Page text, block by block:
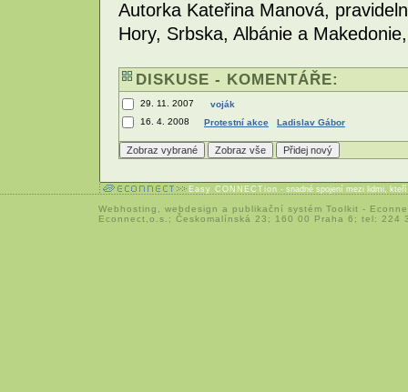
Autorka Kateřina Manová,
Hory, Srbska, Albánie a
DISKUSE - KOMENTÁŘE:
29. 11. 2007
voják
16. 4. 2008
Protestní akce Ladislav Gábor
Easy CONNECTion - snadné spojení mezi lidmi,
Webhosting webdesign a publikační systém Toolkit -
Econnect,o.s.; Českomalínská 23; 160 00 Praha 6; tel: 224